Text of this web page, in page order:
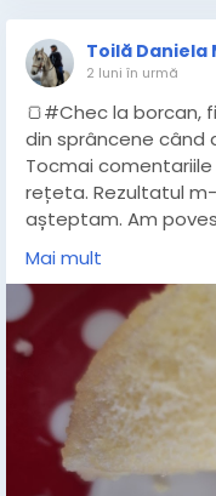
Toilă Daniela
2 luni în urmă
🍞#Chec la borcan,
din sprâncene când
Tocmai
rețeta. Rezultatul
așteptam. Am
#ChecLaBorcan
#DesertRapid
#GatitAcasa
https://
borcan.html
Mai mult